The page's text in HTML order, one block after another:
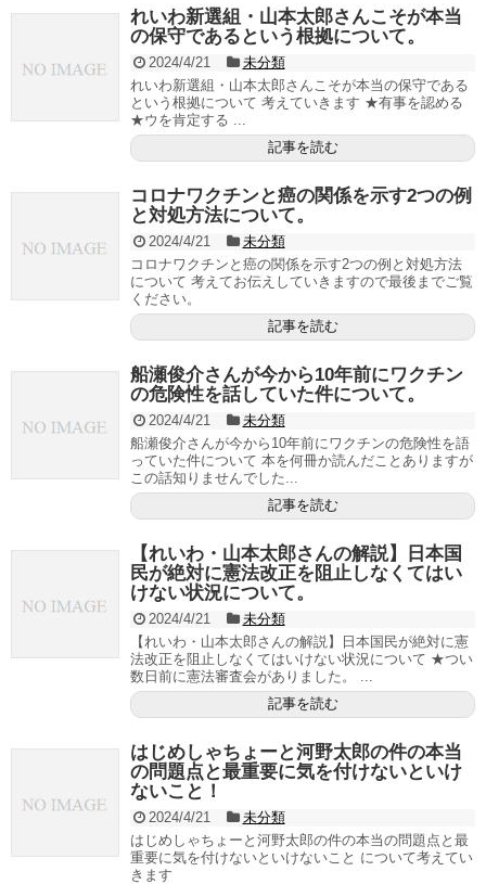
れいわ新選組・山本太郎さんこそが本当
の保守であるという根拠について。
2024/4/21
未分類
れいわ新選組・山本太郎さんこそが本当の保守である
という根拠について 考えていきます ★有事を認める
★ウを肯定する ...
記事を読む
コロナワクチンと癌の関係を示す2つの例
と対処方法について。
2024/4/21
未分類
コロナワクチンと癌の関係を示す2つの例と対処方法
について 考えてお伝えしていきますので最後までご覧
ください。
記事を読む
船瀬俊介さんが今から10年前にワクチン
の危険性を話していた件について。
2024/4/21
未分類
船瀬俊介さんが今から10年前にワクチンの危険性を語
っていた件について 本を何冊か読んだことありますが
この話知りませんでした...
記事を読む
【れいわ・山本太郎さんの解説】日本国
民が絶対に憲法改正を阻止しなくてはい
けない状況について。
2024/4/21
未分類
【れいわ・山本太郎さんの解説】日本国民が絶対に憲
法改正を阻止しなくてはいけない状況について ★つい
数日前に憲法審査会がありました。 ...
記事を読む
はじめしゃちょーと河野太郎の件の本当
の問題点と最重要に気を付けないといけ
ないこと！
2024/4/21
未分類
はじめしゃちょーと河野太郎の件の本当の問題点と最
重要に気を付けないといけないこと について考えてい
きます